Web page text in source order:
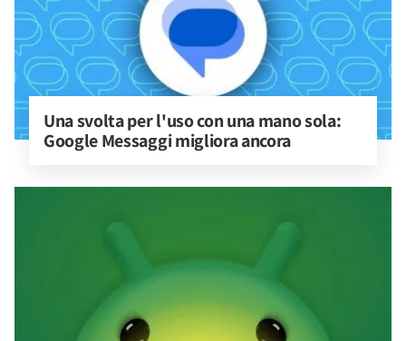
Una svolta per l'uso con una mano sola:
Google Messaggi migliora ancora